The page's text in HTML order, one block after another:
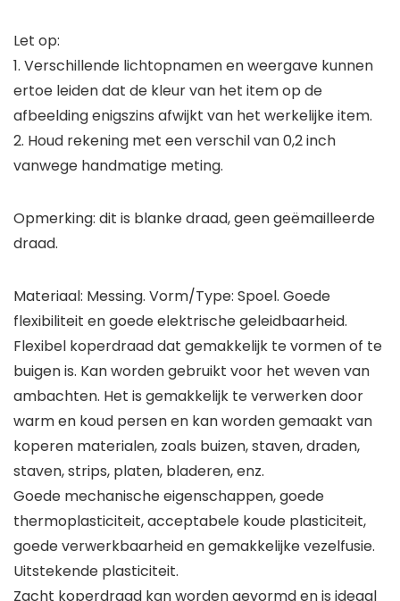
Let op:
1. Verschillende lichtopnamen en weergave kunnen
ertoe leiden dat de kleur van het item op de
afbeelding enigszins afwijkt van het werkelijke item.
2. Houd rekening met een verschil van 0,2 inch
vanwege handmatige meting.
Opmerking: dit is blanke draad, geen geëmailleerde
draad.
Materiaal: Messing. Vorm/Type: Spoel. Goede
flexibiliteit en goede elektrische geleidbaarheid.
Flexibel koperdraad dat gemakkelijk te vormen of te
buigen is. Kan worden gebruikt voor het weven van
ambachten. Het is gemakkelijk te verwerken door
warm en koud persen en kan worden gemaakt van
koperen materialen, zoals buizen, staven, draden,
staven, strips, platen, bladeren, enz.
Goede mechanische eigenschappen, goede
thermoplasticiteit, acceptabele koude plasticiteit,
goede verwerkbaarheid en gemakkelijke vezelfusie.
Uitstekende plasticiteit.
Zacht koperdraad kan worden gevormd en is ideaal